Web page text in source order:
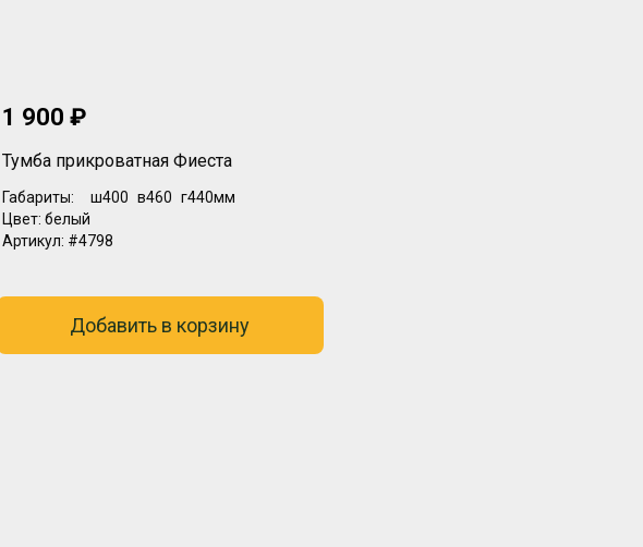
1 900 ₽
Тумба прикроватная Фиеста
Габариты: ш400 в460 г440мм
Цвет: белый
Артикул: #4798
Добавить в корзину